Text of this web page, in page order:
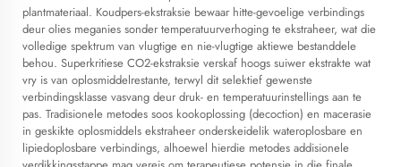
plantmateriaal. Koudpers-ekstraksie bewaar hitte-gevoelige verbindings
deur olies meganies sonder temperatuurverhoging te ekstraheer, wat die
volledige spektrum van vlugtige en nie-vlugtige aktiewe bestanddele
behou. Superkritiese CO2-ekstraksie verskaf hoogs suiwer ekstrakte wat
vry is van oplosmiddelrestante, terwyl dit selektief gewenste
verbindingsklasse vasvang deur druk- en temperatuurinstellings aan te
pas. Tradisionele metodes soos kookoplossing (decoction) en macerasie
in geskikte oplosmiddels ekstraheer onderskeidelik wateroplosbare en
lipiedoplosbare verbindings, alhoewel hierdie metodes addisionele